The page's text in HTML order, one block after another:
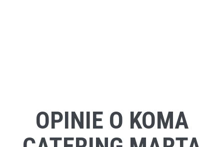
OPINIE O KOMA